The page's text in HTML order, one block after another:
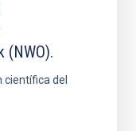
(NWO).
científica del